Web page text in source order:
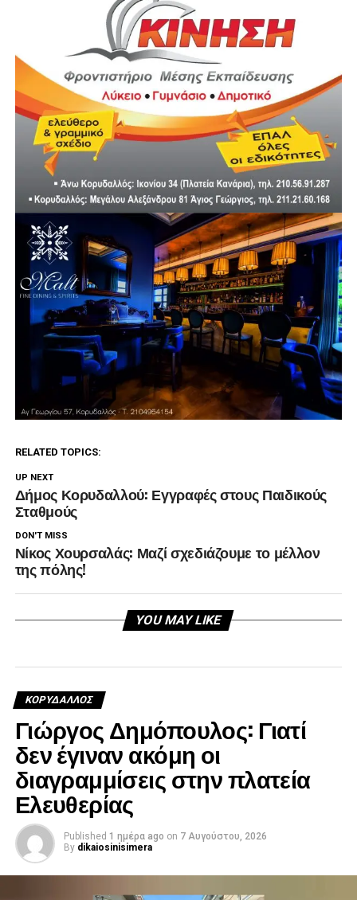
RELATED TOPICS:
UP NEXT
Δήμος Κορυδαλλού: Εγγραφές στους Παιδικούς
Σταθμούς
DON'T MISS
Νίκος Χουρσαλάς: Μαζί σχεδιάζουμε το μέλλον
της πόλης!
YOU MAY LIKE
ΚΟΡΥΔΑΛΛΟΣ
Γιώργος Δημόπουλος: Γιατί
δεν έγιναν ακόμη οι
διαγραμμίσεις στην πλατεία
Ελευθερίας
Published 1 ημέρα ago on 7 Αυγούστου, 2026
By dikaiosinisimera